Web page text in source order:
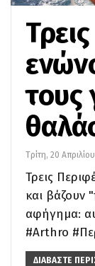
τους
Τρίτη, 20
Τρεις
και βάζουν
αφήγημα:
#Arthro
ΔΙΑΒΆΣΤΕ